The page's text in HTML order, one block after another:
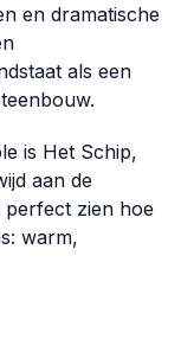
en dramatische
als een
is Het Schip,
aan de
perfect zien hoe
warm,